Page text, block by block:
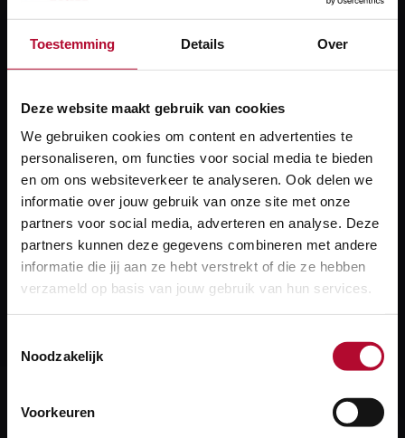
Toestemming Details Over
Deze website maakt gebruik van cookies
We gebruiken cookies om content en advertenties te
personaliseren, om functies voor social media te bieden
en om ons websiteverkeer te analyseren. Ook delen we
informatie over jouw gebruik van onze site met onze
partners voor social media, adverteren en analyse. Deze
partners kunnen deze gegevens combineren met andere
informatie die jij aan ze hebt verstrekt of die ze hebben
verzameld op basis van jouw gebruik van hun services.
Noodzakelijk
Voorkeuren
Wat is een calamiteitenorganisatie bij ProRail?
Wat is een gevarenzone?